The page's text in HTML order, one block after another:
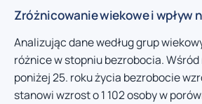
Zróżnicowanie wiekowe i wpływ
Analizując dane według grup
różnice w stopniu bezrobocia. Wśród
poniżej 25. roku życia bezrobocie
stanowi wzrost o 1 102 osoby w